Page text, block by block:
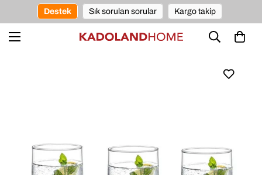
Destek Sık sorulan sorular Kargo takip